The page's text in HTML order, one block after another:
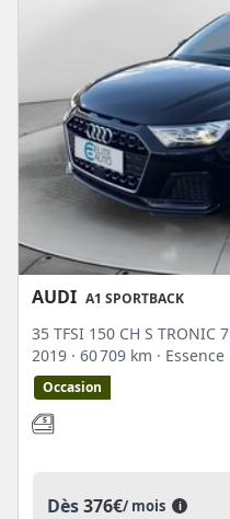
AUDI A1 SPORTBACK
35 TFSI 150 CH S TRONIC 7
2019 · 60 709 km · Essence
Occasion
Dès376€/ mois i